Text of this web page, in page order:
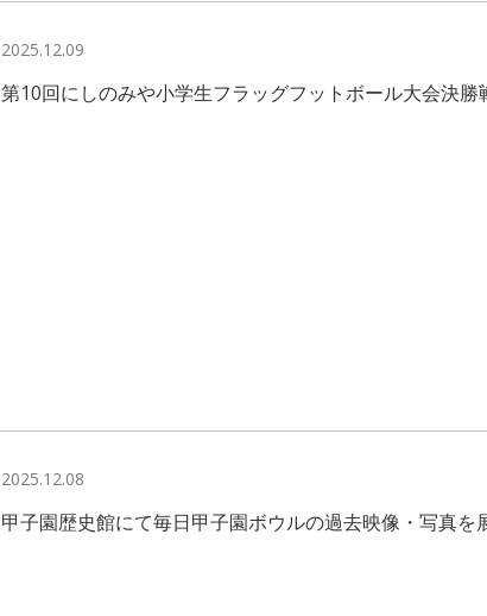
2025.12.09
第10回にしのみや小学生フラッグフットボール大会決勝
2025.12.08
甲子園歴史館にて毎日甲子園ボウルの過去映像・写真を